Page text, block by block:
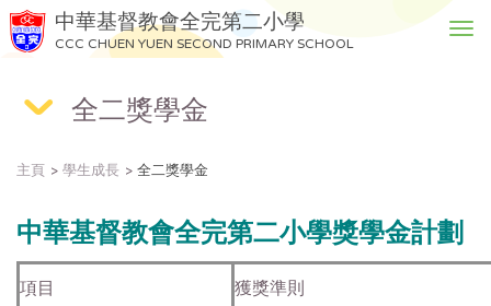
中華基督教會全完第二小學
CCC CHUEN YUEN SECOND PRIMARY SCHOOL
T
v
i
g
全二獎學金
主頁 學生成長 全二獎學金
中華基督教會全完第二小學獎學金計劃
項目 獲獎準則